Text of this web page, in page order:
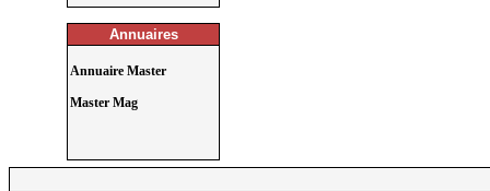
Annuaires
Annuaire Master
Master Mag